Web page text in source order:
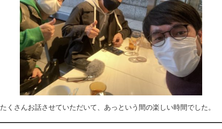
たくさんお話させていただいて、あっという間の楽しい時間でした。